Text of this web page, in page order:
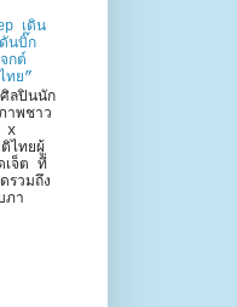
เดิน
นบิ๊ก
จกต์
ทย”
ลปินนัก
าพชาว
x
ไทยผู้
เจ็ต ที่
รวมถึง
ภา